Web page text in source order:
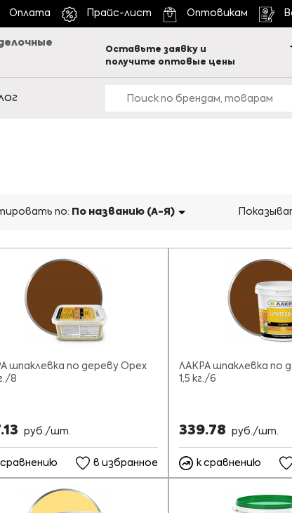
Оплата Прайс-лист Оптовикам
Оставьте заявку и
получите оптовые цены
по: По названию (А-Я)
шпаклевка по дереву Орех
8
руб./шт.
сравнению в избранное
ЛАКРА шпаклевка по
1,5 кг./6
339.78 руб./шт.
к сравнению